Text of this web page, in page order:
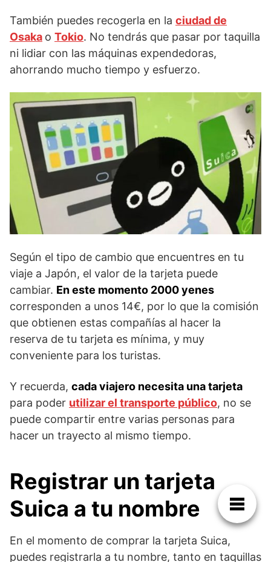
También puedes recogerla en la ciudad de
Osaka o Tokio. No tendrás que pasar por taquilla
ni lidiar con las máquinas expendedoras,
ahorrando mucho tiempo y esfuerzo.
Según el tipo de cambio que encuentres en tu
viaje a Japón, el valor de la tarjeta puede
cambiar. En este momento 2000 yenes
corresponden a unos 14€, por lo que la comisión
que obtienen estas compañías al hacer la
reserva de tu tarjeta es mínima, y muy
conveniente para los turistas.
Y recuerda, cada viajero necesita una tarjeta
para poder utilizar el transporte público, no se
puede compartir entre varias personas para
hacer un trayecto al mismo tiempo.
Registrar un tarjeta
Suica a tu nombre
En el momento de comprar la tarjeta Suica,
puedes registrarla a tu nombre, tanto en taquillas